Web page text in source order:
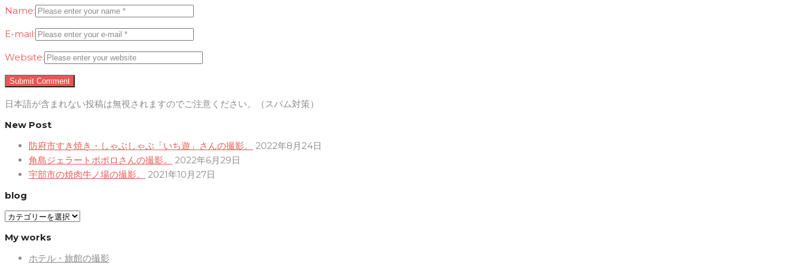
Name:
E-mail:
Website:
日本語が含まれない投稿は無視されますのでご注意ください。（スパム対策）
New Post
防府市すき焼き・しゃぶしゃぶ「いち遊」さんの撮影。
2022年8月24日
角島ジェラートポポロさんの撮影。
2022年6月29日
宇部市の焼肉牛ノ場の撮影。
2021年10月27日
blog
blog
My works
ホテル・旅館の撮影